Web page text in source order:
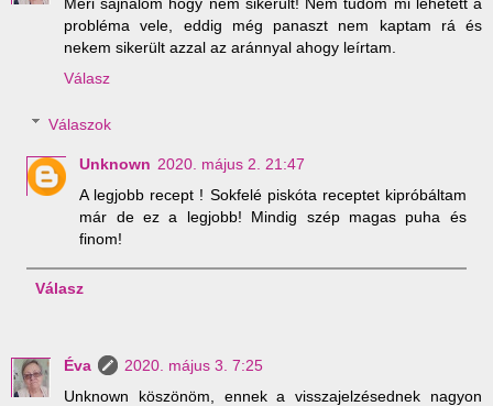
probléma vele, eddig még panaszt nem kaptam rá és
nekem sikerült azzal az aránnyal ahogy leírtam.
Válasz
Válaszok
Unknown 2020. május 2. 21:47
A legjobb recept ! Sokfelé piskóta receptet kipróbáltam
már de ez a legjobb! Mindig szép magas puha és
finom!
Válasz
Éva
2020. május 3. 7:25
Unknown köszönöm, ennek a visszajelzésednek nagyon